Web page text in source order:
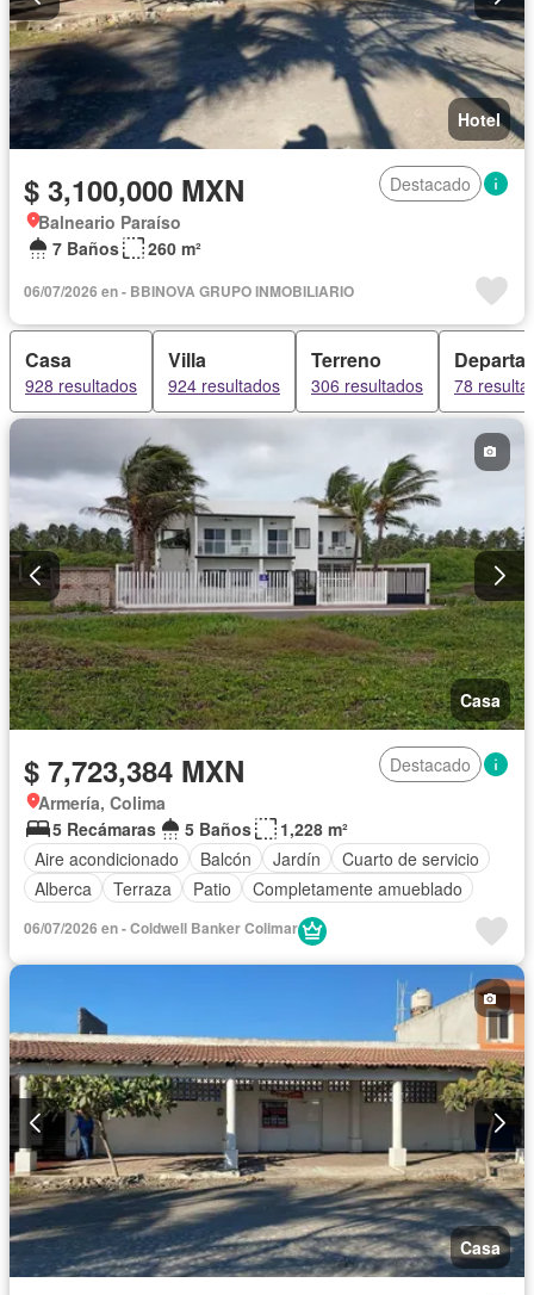
Hotel
$ 3,100,000 MXN
Destacado
Balneario Paraíso
7 Baños
260 m²
06/07/2026 en - BBINOVA GRUPO INMOBILIARIO
Casa
928 resultados
Villa
924 resultados
Terreno
306 resultados 78
Casa
$ 7,723,384 MXN
Destacado
Armería, Colima
5 Recámaras
5 Baños
1,228 m²
Aire acondicionado
Balcón Jardín
Cuarto de servicio
Alberca
Terraza Patio Completamente amueblado
06/07/2026 en - Coldwell Banker Colimar
Casa